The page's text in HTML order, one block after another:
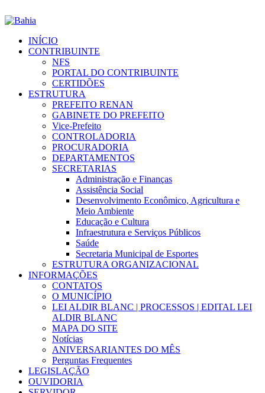
INÍCIO
CONTRIBUINTE
NFS
PORTAL DO CONTRIBUINTE
CERTIDÕES
ESTRUTURA
PREFEITO RENAN
GABINETE DO PREFEITO
Vice-Prefeito
CONTROLADORIA
PROCURADORIA
DEPARTAMENTOS
SECRETARIAS
Administração e Finanças
Assistência Social
Desenvolvimento Econômico, Agricultura e
Meio Ambiente
Educação e Cultura
Infraestrutura e Serviços Públicos
Saúde
Secretaria Municipal de Esportes
ESTRUTURA ORGANIZACIONAL
INFORMAÇÕES
CONTATOS
O MUNICÍPIO
LEI ALDIR BLANC | PROCESSOS | EDITAL LEI
ALDIR BLANC
MAPA DO SITE
Notícias
ANIVERSARIANTES DO MÊS
Perguntas Frequentes
LEGISLAÇÃO
OUVIDORIA